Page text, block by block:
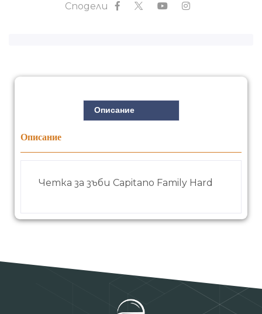
Сподели
Описание
Описание
Четка за зъби Capitano Family Hard